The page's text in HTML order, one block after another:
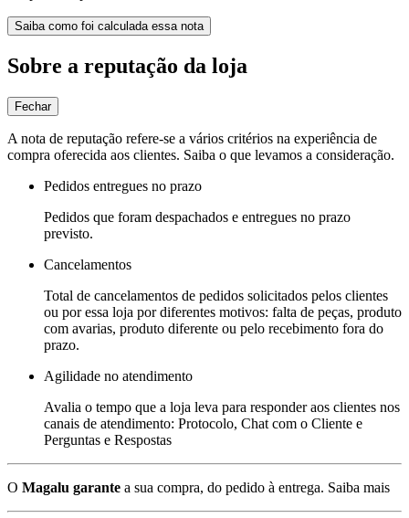
Saiba como foi calculada essa nota
Sobre a reputação da loja
Fechar
A nota de reputação refere-se a vários critérios na experiência de
compra oferecida aos clientes. Saiba o que levamos a consideração.
Pedidos entregues no prazo
Pedidos que foram despachados e entregues no prazo
previsto.
Cancelamentos
Total de cancelamentos de pedidos solicitados pelos clientes
ou por essa loja por diferentes motivos: falta de peças, produto
com avarias, produto diferente ou pelo recebimento fora do
prazo.
Agilidade no atendimento
Avalia o tempo que a loja leva para responder aos clientes nos
canais de atendimento: Protocolo, Chat com o Cliente e
Perguntas e Respostas
O Magalu garante a sua compra, do pedido à entrega. Saiba mais